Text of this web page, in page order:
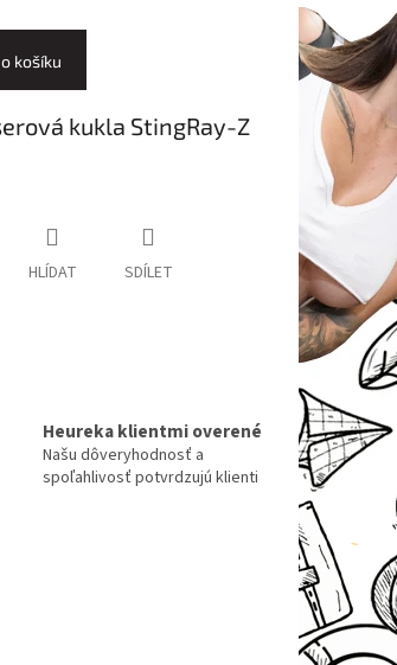
košíku
kukla StingRay-Z
HLÍDAT SDÍLET
Heureka klientmi overené
Našu dôveryhodnosť a
spoľahlivosť potvrdzujú klienti